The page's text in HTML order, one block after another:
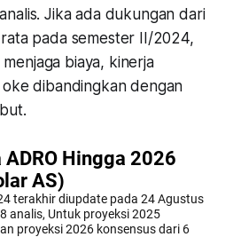
Jika ada dukungan dari
pada semester II/2024,
biaya, kinerja
dibandingkan dengan